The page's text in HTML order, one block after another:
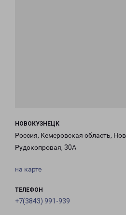
НОВОКУЗНЕЦК
Россия, Кемеровская область,
Рудокопровая, 30А
на карте
ТЕЛЕФОН
+7(3843) 991-939